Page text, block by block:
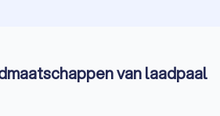
van laadpaal